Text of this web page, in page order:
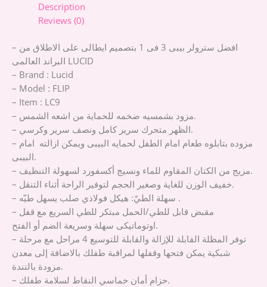
Description
Reviews (0)
– افضل سترولر بيبى 3 فى 1 بتصميم ايطالى على الاطلاق من
البراند العالمى LUCID
– Brand : Lucid
– Model : FLIP
– Item : LC9
– مزود بشمسيه ضخمه للحماية من اشعه الشمس.
– الظهر متحرك سرير كامل ونصف سرير وكرسي.
– مزوده بتابلوه طعام امام الطفل لحمايه البيبى ويمكن ازالته امام
البيبى.
– مزيج من الكتان المقاوم للماء ونسيج أكسفورد لسهولة التنظيف.
– خفيف الوزن للغاية وصغير الحجم لتوفير الراحة أثناء التنقل.
– سهلة الطيّ: هيكل فولاذي صلب يسهل طيّه .
– مقبض قابل للطي/الحمل مبتكر للطي السريع مع قفل
اوتوماتيكى سهلة وسريعة الضم أو الفتح.
– توفر المظلة القابلة للإزالة والقابلة للتوسيع 4 مراحل مع مرحلة
شبكية يمكن فتحها وقفلها لمراقبة طفلك بالاضافة إلى معدن
مزودة بالتندة.
– حزام أمان خماسي النقاط لسلامة طفلك.